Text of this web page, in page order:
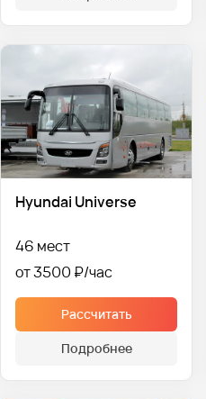
Hyundai Universe
46 мест
от 3500 ₽
Рассчитать
Подробнее